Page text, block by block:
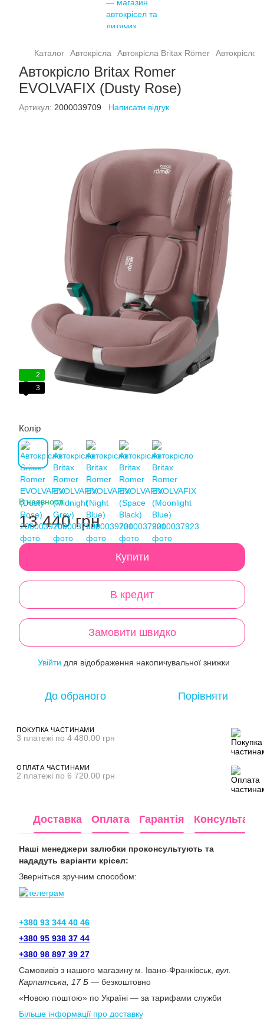
Каталог Автокрісла Автокрісла Britax Römer Автокрісло
Автокрісло Britax Romer
EVOLVAFIX (Dusty Rose)
Артикул: 2000039709 Написати відгук
2
3
Колір
В наявності
13 440 грн
Купити
В кредит
Замовити швидко
Увійти для відображення накопичувальної знижки
До обраного Порівняти
ПОКУПКА ЧАСТИНАМИ
3 платежі по 4 480.00 грн
ОПЛАТА ЧАСТИНАМИ
2 платежі по 6 720.00 грн
Доставка Оплата Гарантія Консультація
Наші менеджери залюбки проконсультують та
нададуть варіанти крісел:
Зверніться зручним способом:
+380 93 344 40 46
+380 95 938 37 44
+380 98 897 39 27
Самовивіз з нашого магазину м. Івано-Франківськ, вул.
Карпатська, 17 Б — безкоштовно
«Новою поштою» по Україні — за тарифами служби
Більше інформації про доставку